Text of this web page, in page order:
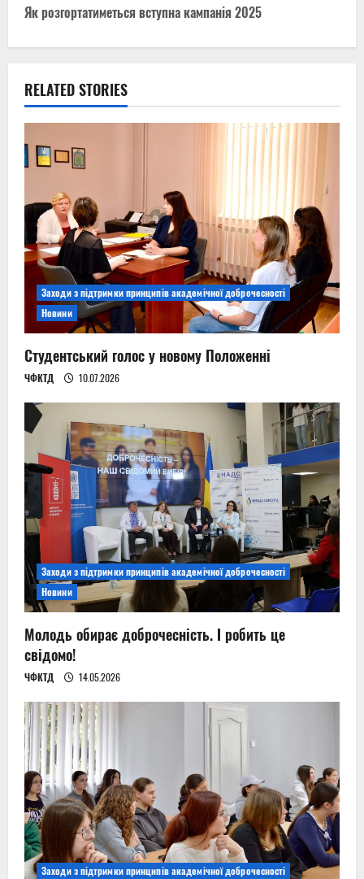
a
v
i
g
a
t
o
n
Як розгортатиметься вступна кампанія 2025
RELATED STORIES
Заходи з підтримки принципів академічної доброчесності
Новини
Студентський голос у новому Положенні
ЧФКТД 10.07.2026
Заходи з підтримки принципів академічної доброчесності
Новини
Молодь обирає доброчесність. І робить це
свідомо!
ЧФКТД 14.05.2026
Заходи з підтримки принципів академічної доброчесності